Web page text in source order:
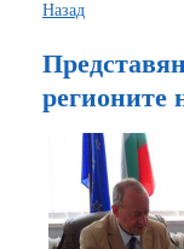
Назад
регионите